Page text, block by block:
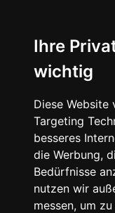
Ihre
wichtig
Diese Website
Targeting
besseres
die Werbung,
Bedürfnisse
nutzen wir
messen, um